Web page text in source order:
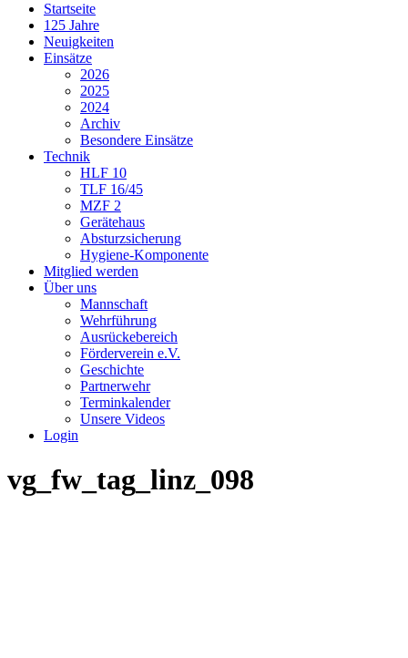
Startseite
125 Jahre
Neuigkeiten
Einsätze
2026
2025
2024
Archiv
Besondere Einsätze
Technik
HLF 10
TLF 16/45
MZF 2
Gerätehaus
Absturzsicherung
Hygiene-Komponente
Mitglied werden
Über uns
Mannschaft
Wehrführung
Ausrückebereich
Förderverein e.V.
Geschichte
Partnerwehr
Terminkalender
Unsere Videos
Login
vg_fw_tag_linz_098